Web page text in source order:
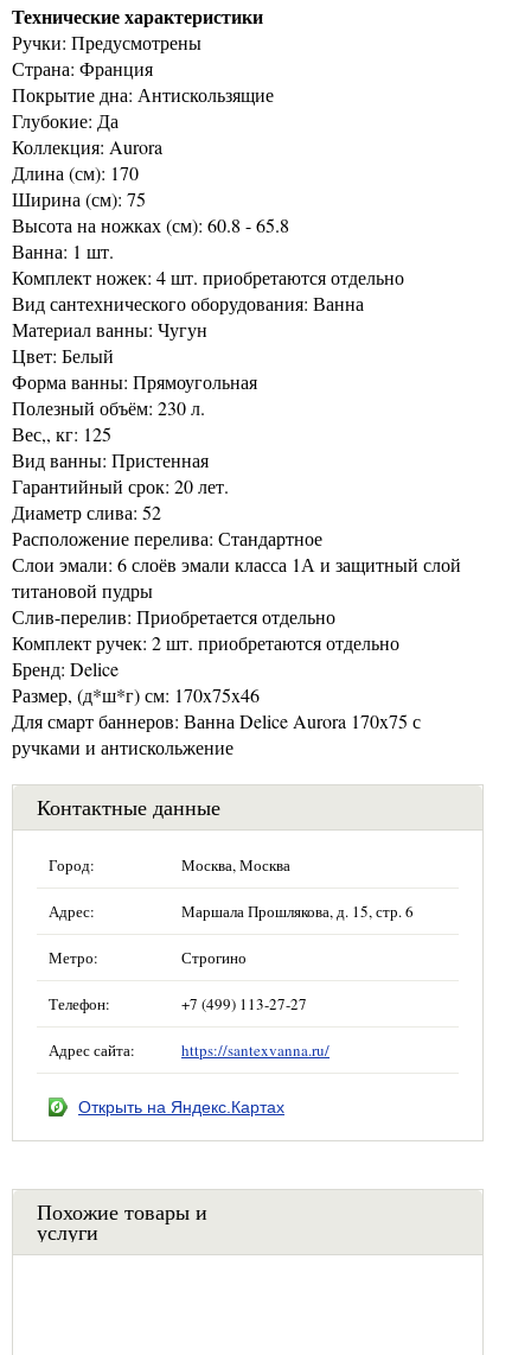
Технические характеристики
Ручки: Предусмотрены
Страна: Франция
Покрытие дна: Антискользящие
Глубокие: Да
Коллекция: Aurora
Длина (см): 170
Ширина (см): 75
Высота на ножках (см): 60.8 - 65.8
Ванна: 1 шт.
Комплект ножек: 4 шт. приобретаются отдельно
Вид сантехнического оборудования: Ванна
Материал ванны: Чугун
Цвет: Белый
Форма ванны: Прямоугольная
Полезный объём: 230 л.
Вес,, кг: 125
Вид ванны: Пристенная
Гарантийный срок: 20 лет.
Диаметр слива: 52
Расположение перелива: Стандартное
Слои эмали: 6 слоёв эмали класса 1А и защитный слой
титановой пудры
Слив-перелив: Приобретается отдельно
Комплект ручек: 2 шт. приобретаются отдельно
Бренд: Delice
Размер, (д*ш*г) см: 170x75x46
Для смарт баннеров: Ванна Delice Aurora 170x75 с
ручками и антискольжение
Контактные данные
Город: Москва, Москва
Адрес: Маршала Прошлякова, д. 15, стр. 6
Метро: Строгино
Телефон: +7 (499) 113-27-27
Адрес сайта: https://santexvanna.ru/
Открыть на Яндекс.Картах
Похожие товары и
услуги